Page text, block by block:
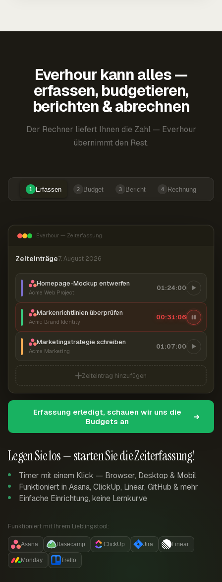
Everhour kann alles —
erfassen, budgetieren,
berichten & abrechnen
Der Rechner liefert Ihnen die Zahl — Everhour
übernimmt den Rest.
1 Erfassen 2 Budget 3 Bericht 4 Rechnung
Legen Sie los — starten Sie die Zeiterfassung!
Timer mit einem Klick — Browser, Desktop & Mobil
Funktioniert in Asana, ClickUp, Linear, GitHub & mehr
Einfache Einrichtung, keine Lernkurve
Funktioniert mit Ihrem Lieblingstool:
Asana Basecamp ClickUp Jira Linear
Monday Trello
Everhour — Zeiterfassung
Zeiteinträge7. August 2026
Homepage-Mockup entwerfen
Acme Web Project
01:24:00
Markenrichtlinien überprüfen
Acme Brand Identity
00:31:07
Marketingstrategie schreiben
Acme Marketing
01:07:00
Zeiteintrag hinzufügen
Erfassung erledigt, schauen wir uns die
Budgets an